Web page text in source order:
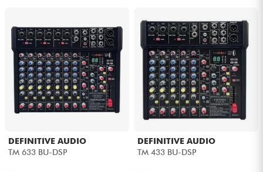
DEFINITIVE AUDIO
TM 633 BU-DSP
DEFINITIVE AUDIO
TM 433 BU-DSP